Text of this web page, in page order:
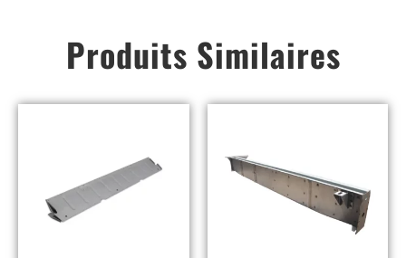
Produits Similaires